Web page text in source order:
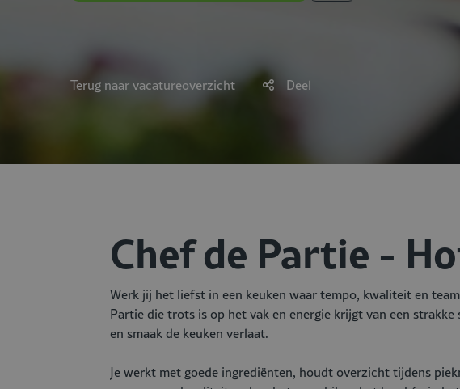
Terug naar vacatureoverzicht Deel
Chef de Partie -
Werk jij het liefst in een keuken waar tempo, kwaliteit en
Partie die trots is op het vak en energie krijgt van een
en smaak de keuken verlaat.
Je werkt met goede ingrediënten, houdt overzicht tijdens